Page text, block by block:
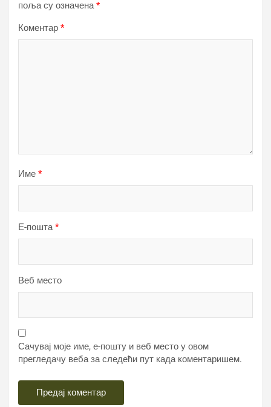
поља су означена*
Коментар *
Име *
Е-пошта*
Веб место
Сачувај моје име, е-пошту и веб место у овом
прегледачу веба за следећи пут када коментаришем.